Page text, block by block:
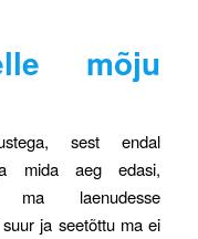
mõju
sest endal
mida aeg edasi,
laenudesse
ja seetõttu ma ei